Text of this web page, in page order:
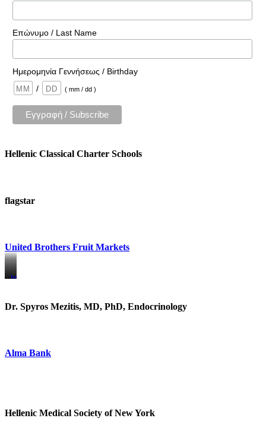
Επώνυμο / Last Name
Ημερομηνία Γεννήσεως / Birthday
/
( mm / dd )
Hellenic Classical Charter Schools
flagstar
United Brothers Fruit Markets
https://www.unitedbrothersfruitmarkets.com/
https://www.unitedbrothersfruitmarkets.com/
Dr. Spyros Mezitis, MD, PhD, Endocrinology
Alma Bank
Hellenic Medical Society of New York